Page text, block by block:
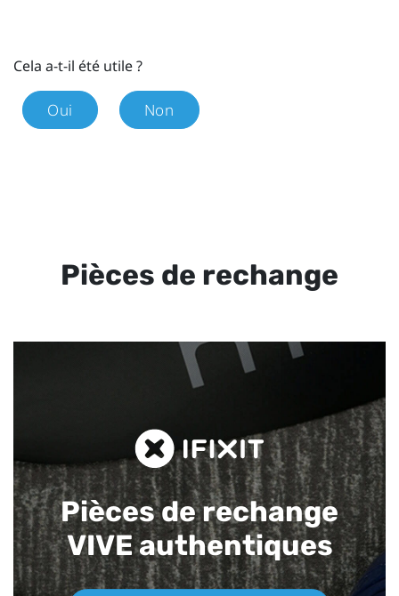
Cela a-t-il été utile ?
Oui Non
Pièces de rechange
Pièces de rechange
VIVE authentiques​